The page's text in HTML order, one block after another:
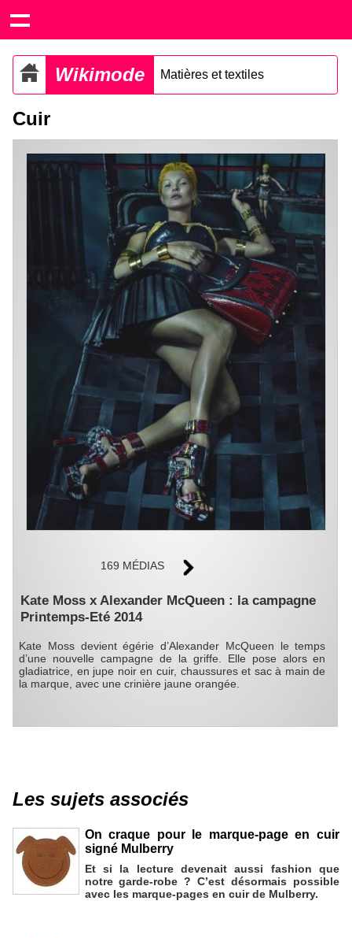
Wikimode Matières et textiles
Cuir
169 MÉDIAS
Kate Moss x Alexander McQueen : la campagne
Printemps-Eté 2014
Kate Moss devient égérie d’Alexander McQueen le temps
d’une nouvelle campagne de la griffe. Elle pose alors en
gladiatrice, en jupe noir en cuir, chaussures et sac à main de
la marque, avec une crinière jaune orangée.
Les sujets associés
On craque pour le marque-page en cuir
signé Mulberry
Et si la lecture devenait aussi fashion que
notre garde-robe ? C’est désormais possible
avec les marque-pages en cuir de Mulberry.